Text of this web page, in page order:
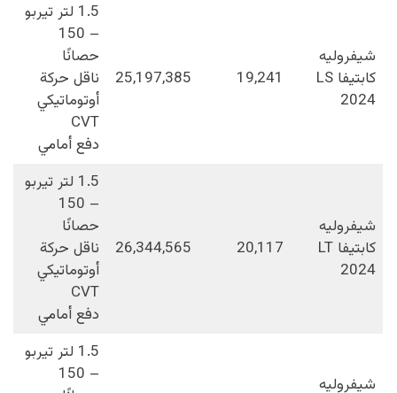
شيفروليه
كابتيفا LS
2024
19,241
25,197,385
1.5 لتر تيربو
– 150
حصانًا
ناقل حركة
أوتوماتيكي
CVT
دفع أمامي
شيفروليه
كابتيفا LT
2024
20,117
26,344,565
1.5 لتر تيربو
– 150
حصانًا
ناقل حركة
أوتوماتيكي
CVT
دفع أمامي
شيفروليه
1.5 لتر تيربو
– 150